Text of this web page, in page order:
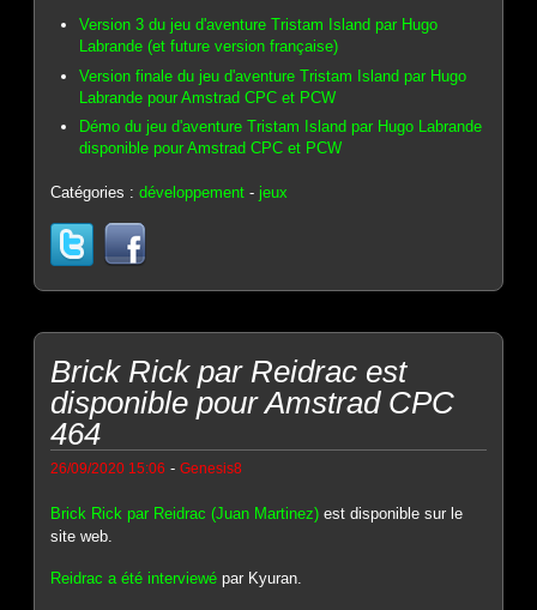
Version 3 du jeu d'aventure Tristam Island par Hugo
Labrande (et future version française)
Version finale du jeu d'aventure Tristam Island par Hugo
Labrande pour Amstrad CPC et PCW
Démo du jeu d'aventure Tristam Island par Hugo Labrande
disponible pour Amstrad CPC et PCW
Catégories :développement -jeux
Brick Rick par Reidrac est
disponible pour Amstrad CPC
464
26/09/2020 15:06 -Genesis8
Brick Rick par Reidrac (Juan Martinez) est disponible sur le
site web.
Reidrac a été interviewé par Kyuran.